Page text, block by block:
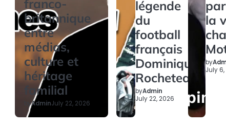
franco-
britannique
entre
médias,
culture et
héritage
familial
byAdminJuly 22, 2026
légende
du
football
français
Dominique
Rocheteau
byAdmin
July 22, 2026
la
by
July